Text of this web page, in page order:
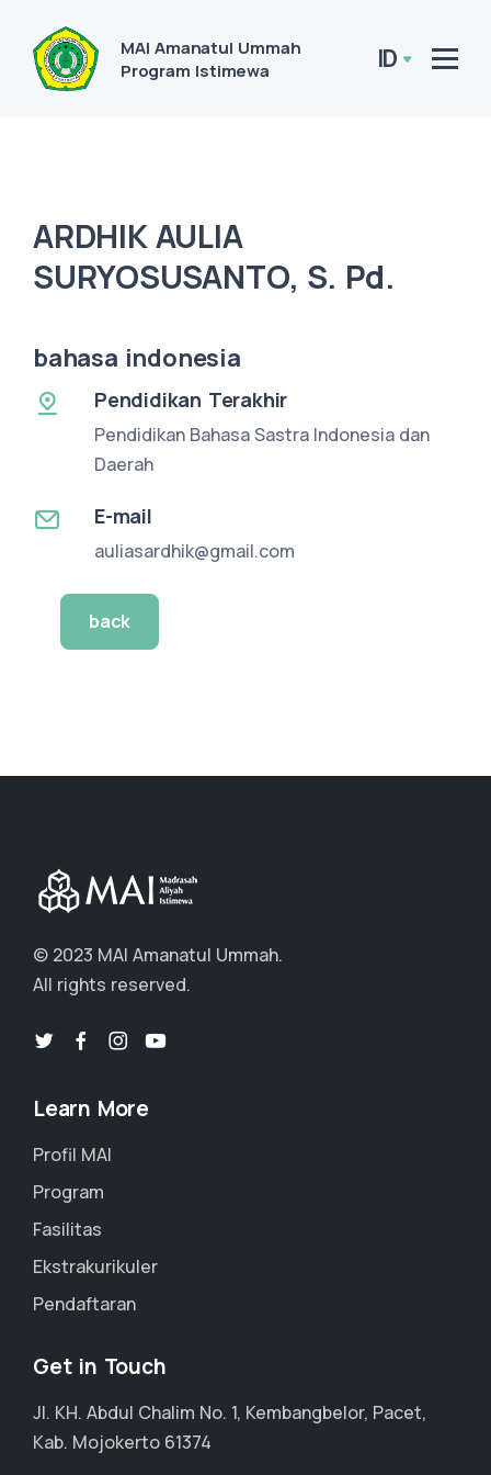
MAI Amanatul Ummah
Program Istimewa
ID
ARDHIK AULIA
SURYOSUSANTO, S. Pd.
bahasa indonesia
Pendidikan Terakhir
Pendidikan Bahasa Sastra Indonesia dan
Daerah
E-mail
auliasardhik@gmail.com
back
© 2023 MAI Amanatul Ummah.
All rights reserved.
Learn More
Profil MAI
Program
Fasilitas
Ekstrakurikuler
Pendaftaran
Get in Touch
Jl. KH. Abdul Chalim No. 1, Kembangbelor, Pacet,
Kab. Mojokerto 61374